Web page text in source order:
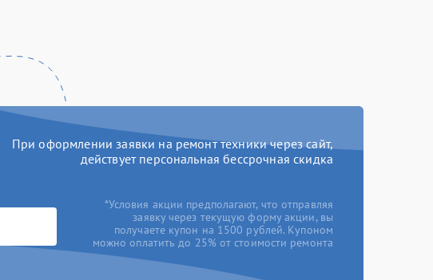
При оформлении заявки на ремонт техники через сайт,
действует персональная бессрочная скидка
*Условия акции предполагают, что отправляя
заявку через текущую форму акции, вы
получаете купон на 1500 рублей. Купоном
можно оплатить до 25% от стоимости ремонта